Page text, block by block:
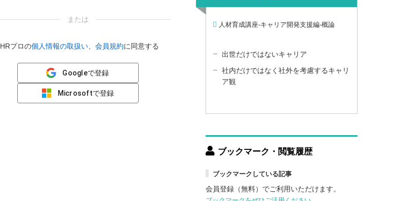
または
HRプロの個人情報の取扱い 会員規約に同意する
Googleで登録
Microsoftで登録
人材育成講座-キャリア開発支援編-概論
出世だけではないキャリア
社内だけではなく社外を考慮するキャリ
ア観
ブックマーク・閲覧履歴
ブックマークしている記事
会員登録（無料）でご利用いただけます。